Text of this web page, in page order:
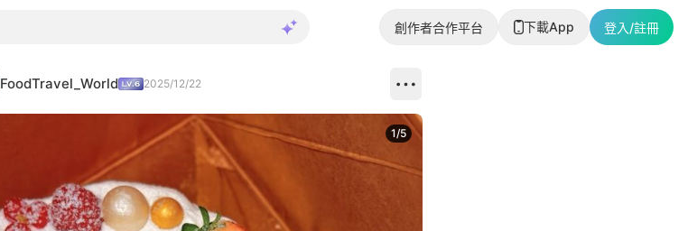
創作者合作平台 下載App 登入/註冊
FoodTravel_World 2025/12/22
1/5